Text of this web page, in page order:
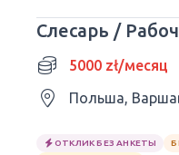
Слесарь /
5000 zł/месяц
Польша,
ОТКЛИК БЕЗ АНКЕТЫ